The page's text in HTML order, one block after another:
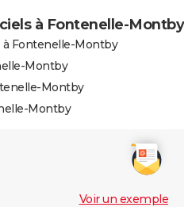
à Fontenelle-Montby
Fontenelle-Montby
Montby
Montby
Montby
Voir un exemple